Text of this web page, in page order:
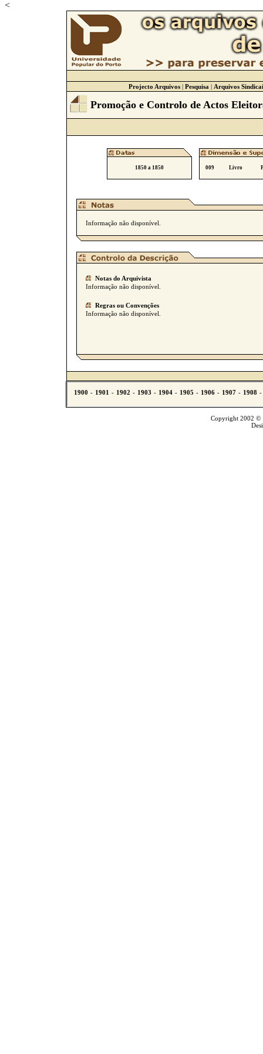
<
Projecto Arquivos| Pesquisa | Arquivos
Promoção e Controlo de Actos
1850 a 1850 009 Livro
Informação não disponível.
Notas do Arquivista
Informação não disponível.
Regras ou Convenções
Informação não disponível.
Copyright 2002 ©